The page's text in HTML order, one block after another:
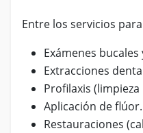
Entre los servicios
Exámenes
Extracciones
Profilaxis (limpieza
Aplicación de flúor.
Restauraciones